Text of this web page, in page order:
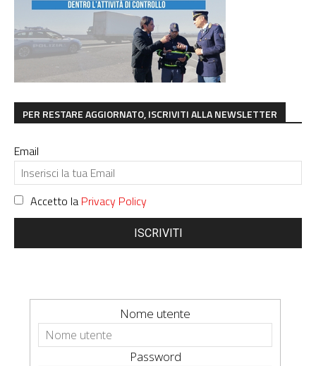
PER RESTARE AGGIORNATO, ISCRIVITI ALLA NEWSLETTER
Email
Accetto la Privacy Policy
ISCRIVITI
Nome utente
Password